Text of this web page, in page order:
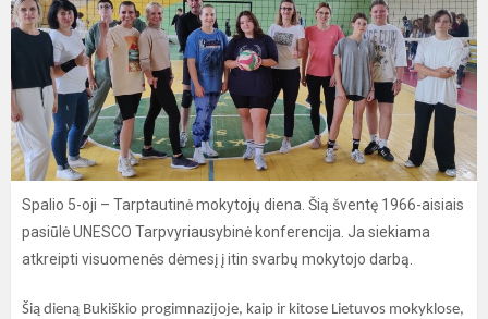
Spalio 5-oji – Tarptautinė mokytojų diena. Šią šventę 1966-aisiais
pasiūlė UNESCO Tarpvyriausybinė konferencija. Ja siekiama
atkreipti visuomenės dėmesį į itin svarbų mokytojo darbą.
Šią dieną Bukiškio progimnazijoje, kaip ir kitose Lietuvos mokyklose,